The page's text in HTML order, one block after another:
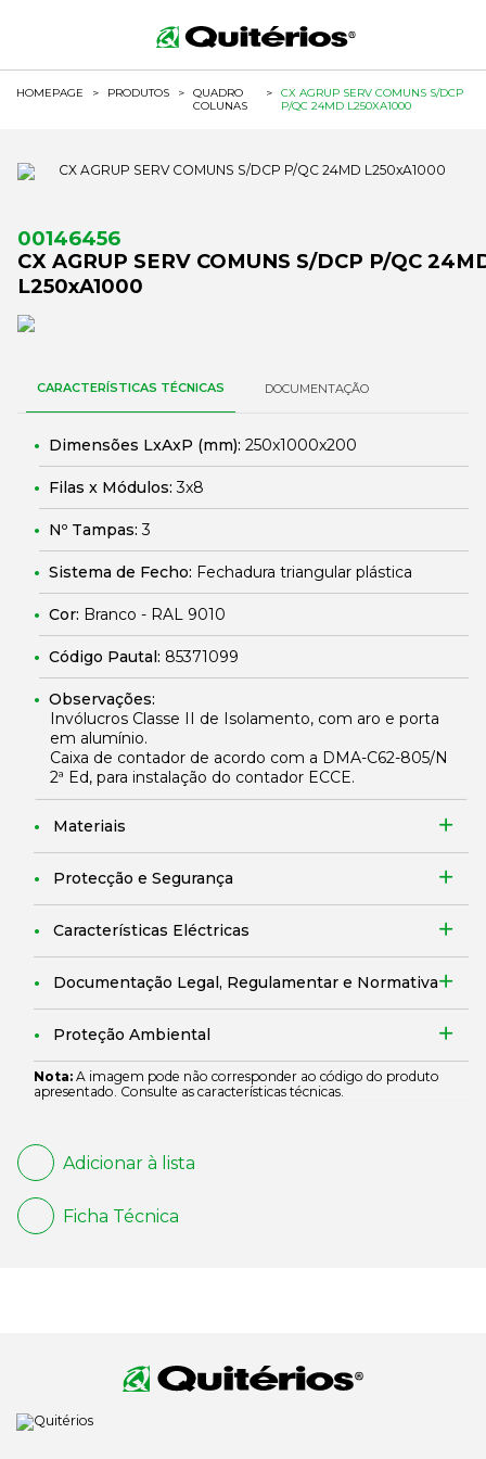
HOMEPAGE > PRODUTOS >
QUADRO
COLUNAS
>
CX AGRUP SERV COMUNS S/DCP
P/QC 24MD L250XA1000
00146456
CX AGRUP SERV COMUNS S/DCP P/QC
L250xA1000
CARACTERÍSTICAS TÉCNICAS DOCUMENTAÇÃO
Dimensões LxAxP (mm): 250x1000x200
Filas x Módulos:3x8
Nº Tampas:3
Sistema de Fecho: Fechadura triangular plástica
Cor: Branco - RAL 9010
Código Pautal: 85371099
Observações:
Invólucros Classe II de Isolamento, com aro e porta
em alumínio.
Caixa de contador de acordo com a DMA-C62-805/N
2ª Ed, para instalação do contador ECCE.
Materiais
Protecção e Segurança
Características Eléctricas
Documentação Legal, Regulamentar e Normativa
Proteção Ambiental
Nota: A imagem pode não corresponder ao código do produto
apresentado. Consulte as características técnicas.
Adicionar à lista
Ficha Técnica